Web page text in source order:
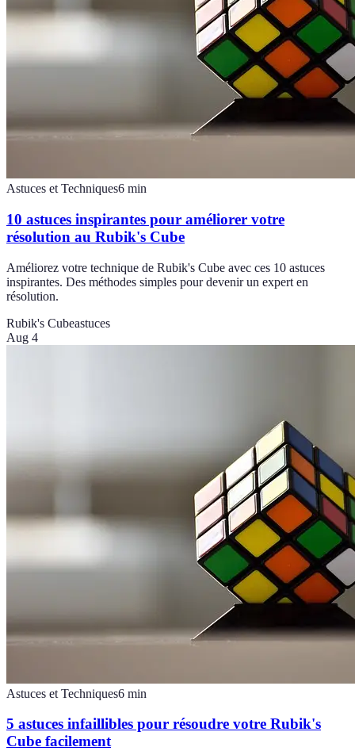
Astuces et Techniques6 min
10 astuces inspirantes pour améliorer votre
résolution au Rubik's Cube
Améliorez votre technique de Rubik's Cube avec ces 10 astuces
inspirantes. Des méthodes simples pour devenir un expert en
résolution.
Rubik's Cubeastuces
Aug 4
Astuces et Techniques6 min
5 astuces infaillibles pour résoudre votre Rubik's
Cube facilement